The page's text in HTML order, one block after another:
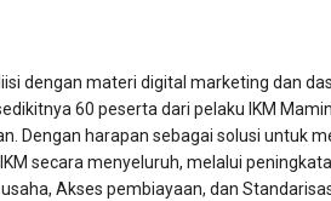
dengan materi digital marketing dan
60 peserta dari pelaku IKM
Dengan harapan sebagai solusi untuk
secara menyeluruh, melalui
Akses pembiayaan, dan